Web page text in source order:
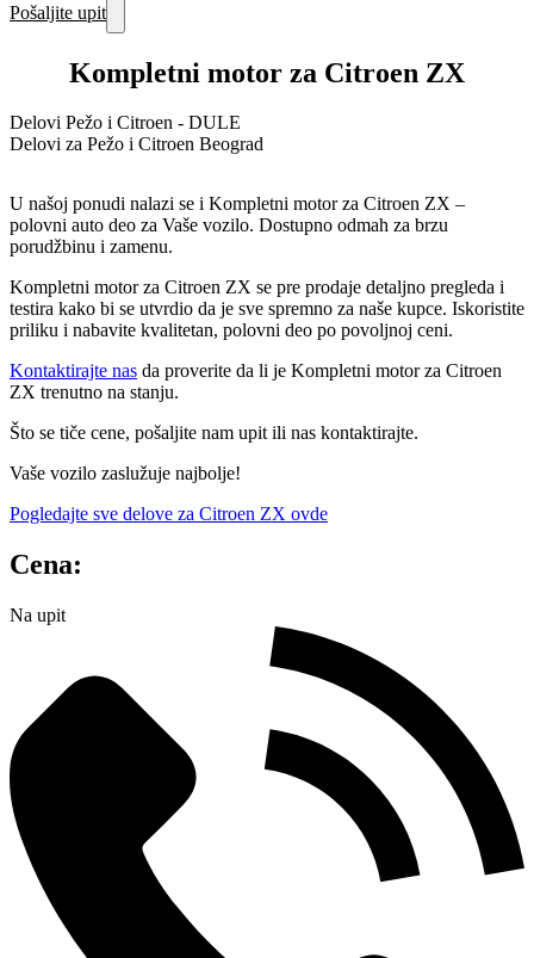
Pošaljite upit
Kompletni motor za Citroen ZX
Delovi Pežo i Citroen - DULE
Delovi za Pežo i Citroen Beograd
U našoj ponudi nalazi se i Kompletni motor za Citroen ZX –
polovni auto deo za Vaše vozilo. Dostupno odmah za brzu
porudžbinu i zamenu.
Kompletni motor za Citroen ZX se pre prodaje detaljno pregleda i
testira kako bi se utvrdio da je sve spremno za naše kupce. Iskoristite
priliku i nabavite kvalitetan, polovni deo po povoljnoj ceni.
Kontaktirajte nas da proverite da li je Kompletni motor za Citroen
ZX trenutno na stanju.
Što se tiče cene, pošaljite nam upit ili nas kontaktirajte.
Vaše vozilo zaslužuje najbolje!
Pogledajte sve delove za Citroen ZX ovde
Cena:
Na upit